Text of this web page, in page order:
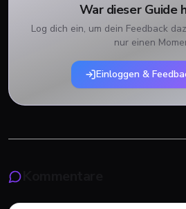
War dieser Guide
Log dich ein, um dein Feedback
nur einen
Einloggen &